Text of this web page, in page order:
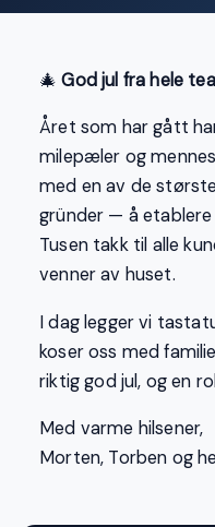
🎄God jul fra hele
Året som har gått
milepæler og
med en av de
gründer — å
Tusen takk til alle
venner av huset.
I dag legger vi
koser oss med
riktig god jul, og en
Med varme hilsener,
Morten, Torben og